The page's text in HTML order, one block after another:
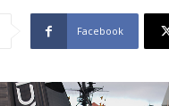
Facebook